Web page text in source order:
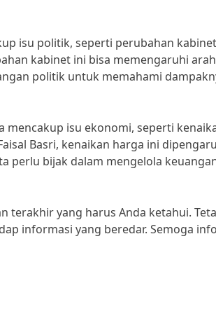
isu politik, seperti perubahan
kabinet ini bisa memengaruhi
politik untuk memahami
isu ekonomi, seperti
Basri, kenaikan harga ini
perlu bijak dalam mengelola
terakhir yang harus Anda ketahui.
informasi yang beredar. Semoga